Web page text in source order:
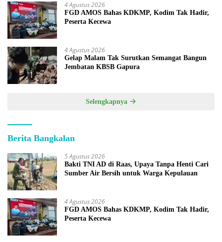
4 Agustus 2026
FGD AMOS Bahas KDKMP, Kodim Tak Hadir,
Peserta Kecewa
4 Agustus 2026
Gelap Malam Tak Surutkan Semangat Bangun
Jembatan KBSB Gapura
Selengkapnya
Berita Bangkalan
5 Agustus 2026
Bakti TNI AD di Raas, Upaya Tanpa Henti Cari
Sumber Air Bersih untuk Warga Kepulauan
4 Agustus 2026
FGD AMOS Bahas KDKMP, Kodim Tak Hadir,
Peserta Kecewa